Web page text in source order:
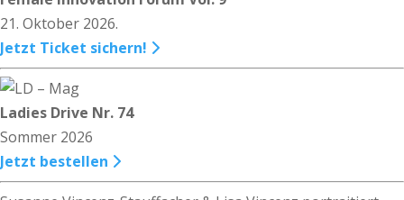
21. Oktober 2026.
Jetzt Ticket sichern!
Ladies Drive Nr. 74
Sommer 2026
Jetzt bestellen